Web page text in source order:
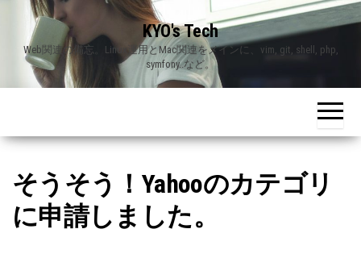
content
KYO's Tech
Web関連の備忘。Linux運用とMac関連をメインに、vim, git, shell, php,
symfony..など。
そうそう！Yahooのカテゴリ
に申請しました。